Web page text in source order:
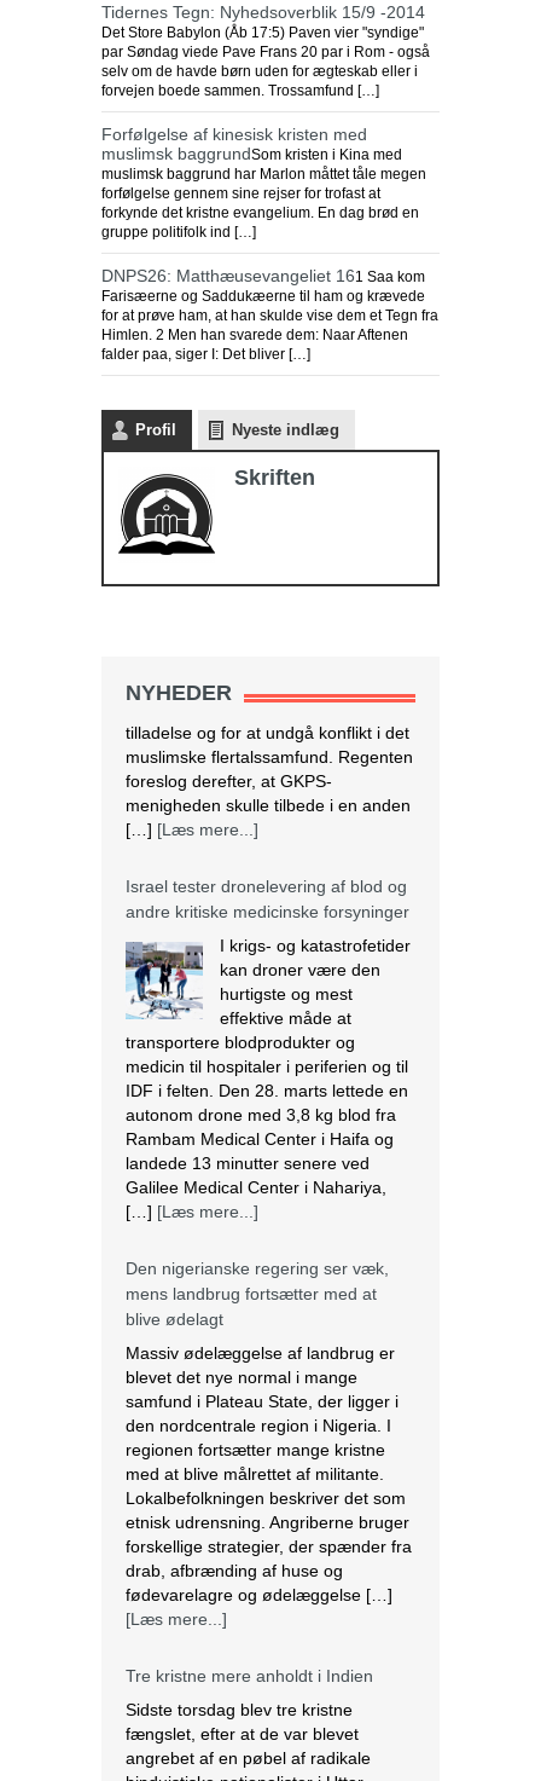
Tidernes Tegn: Nyhedsoverblik 15/9 -2014
Det Store Babylon (Åb 17:5) Paven vier "syndige"
par Søndag viede Pave Frans 20 par i Rom - også
selv om de havde børn uden for ægteskab eller i
forvejen boede sammen. Trossamfund […]
Forfølgelse af kinesisk kristen med
muslimsk baggrundSom kristen i Kina med
muslimsk baggrund har Marlon måttet tåle megen
forfølgelse gennem sine rejser for trofast at
forkynde det kristne evangelium. En dag brød en
gruppe politifolk ind […]
DNPS26: Matthæusevangeliet 161 Saa kom
Farisæerne og Saddukæerne til ham og krævede
for at prøve ham, at han skulde vise dem et Tegn fra
Himlen. 2 Men han svarede dem: Naar Aftenen
falder paa, siger I: Det bliver […]
Profil Nyeste indlæg
Skriften
NYHEDER
Israel tester dronelevering af blod og
andre kritiske medicinske forsyninger
I krigs- og katastrofetider
hurtigste og mest
transportere blodprodukter og
medicin til hospitaler i periferien og til
IDF i felten. Den 28. marts lettede en
autonom drone med 3,8 kg blod fra
Rambam Medical Center i Haifa og
landede 13 minutter senere ved
Galilee Medical Center i Nahariya,
[…][Læs mere...]
Den nigerianske regering ser væk,
mens landbrug fortsætter med at
blive ødelagt
Massiv ødelæggelse af landbrug er
blevet det nye normal i mange
den nordcentrale region i Nigeria. I
regionen fortsætter mange kristne
med at blive målrettet af militante.
Lokalbefolkningen beskriver det som
etnisk udrensning. Angriberne bruger
forskellige strategier, der spænder fra
drab, afbrænding af huse og
fødevarelagre og ødelæggelse […]
[Læs mere...]
Tre kristne mere anholdt i Indien
Sidste torsdag blev tre kristne
fængslet, efter at de var blevet
angrebet af en pøbel af radikale
hinduistiske nationalister i Uttar
blev såret, herunder to præster. Efter
angrebet anholdt politiet de tre kristne
under falske anklager om anti-
konvertering. Ifølge lokale kilder brød
en pøbel på over 20 personer ind […]